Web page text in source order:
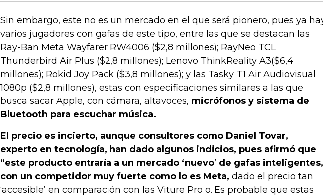
Sin embargo, este no es un mercado en el que será pionero, pues ya
varios jugadores con gafas de este tipo, entre las que se destacan las
Ray-Ban Meta Wayfarer RW4006 ($2,8 millones); RayNeo TCL
Thunderbird Air Plus ($2,8 millones); Lenovo ThinkReality A3($6,4
millones); Rokid Joy Pack ($3,8 millones); y las Tasky T1 Air Audiovisual
1080p ($2,8 millones), estas con especificaciones similares a las que
busca sacar Apple, con cámara, altavoces, micrófonos y sistema de
Bluetooth para escuchar música.
El precio es incierto, aunque consultores como Daniel Tovar,
experto en tecnología, han dado algunos indicios, pues afirmó que
“este producto entraría a un mercado ‘nuevo’ de gafas inteligentes,
con un competidor muy fuerte como lo es Meta, dado el precio tan
‘accesible’ en comparación con las Viture Pro o. Es probable que estas